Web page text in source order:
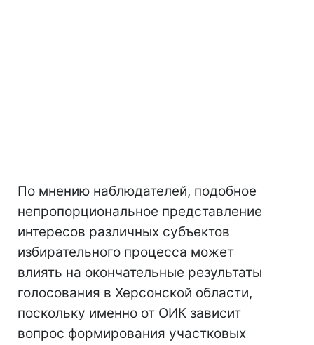
По мнению наблюдателей, подобное
непропорциональное представление
интересов различных субъектов
избирательного процесса может
влиять на окончательные результаты
голосования в Херсонской области,
поскольку именно от ОИК зависит
вопрос формирования участковых